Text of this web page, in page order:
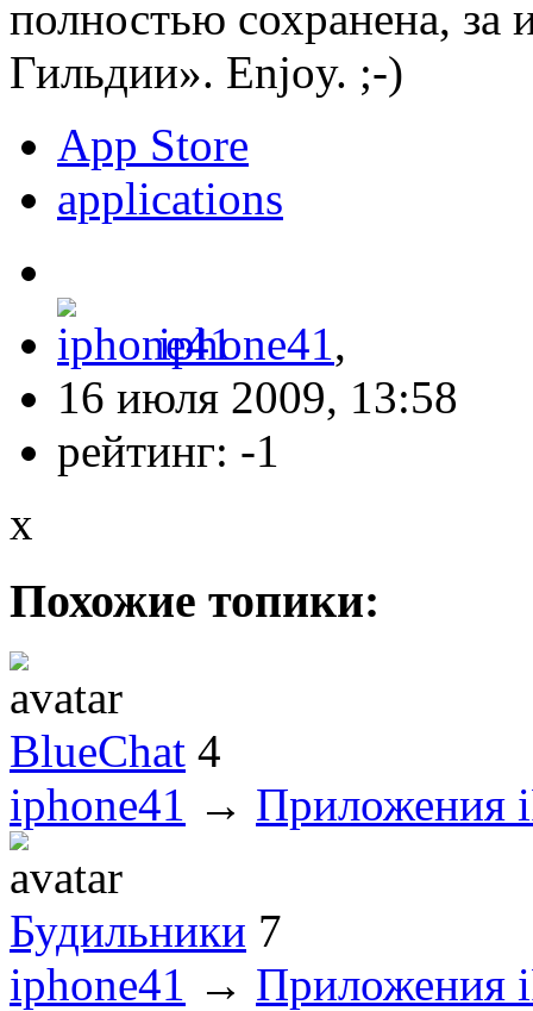
полностью сохранена, за
Гильдии». Enjoy. ;-)
App Store
applications
iphone41,
16 июля 2009, 13:58
рейтинг: -1
x
Похожие топики:
BlueChat 4
iphone41 → Приложения
Будильники 7
iphone41 → Приложения